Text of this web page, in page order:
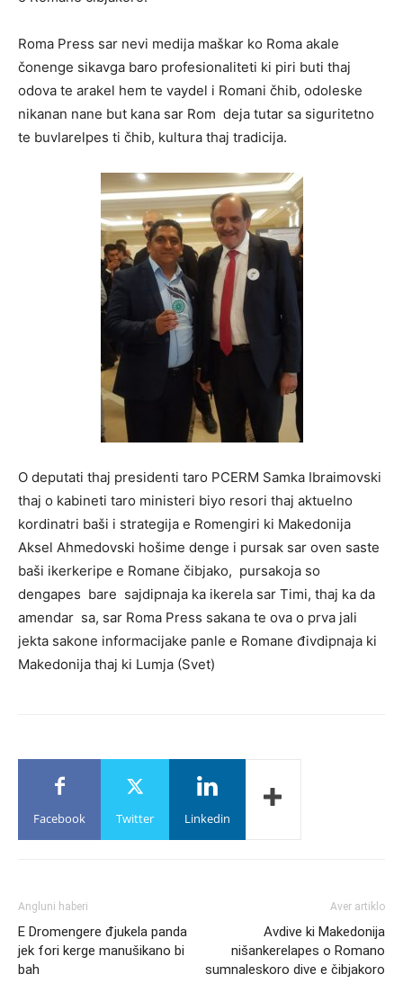
Roma Press sar nevi medija maškar ko Roma akale
čonenge sikavga baro profesionaliteti ki piri buti thaj
odova te arakel hem te vaydel i Romani čhib, odoleske
nikanan nane but kana sar Rom deja tutar sa siguritetno
te buvlarelpes ti čhib, kultura thaj tradicija.
O deputati thaj presidenti taro PCERM Samka Ibraimovski
thaj o kabineti taro ministeri biyo resori thaj aktuelno
kordinatri baši i strategija e Romengiri ki Makedonija
Aksel Ahmedovski hošime denge i pursak sar oven saste
baši ikerkeripe e Romane čibjako, pursakoja so
dengapes bare sajdipnaja ka ikerela sar Timi, thaj ka da
amendar sa, sar Roma Press sakana te ova o prva jali
jekta sakone informacijake panle e Romane đivdipnaja ki
Makedonija thaj ki Lumja (Svet)
Facebook Twitter Linkedin
Angluni haberi
E Dromengere đjukela panda
jek fori kerge manušikano bi
bah
Aver artiklo
Avdive ki Makedonija
nišankerelapes o Romano
sumnaleskoro dive e čibjakoro